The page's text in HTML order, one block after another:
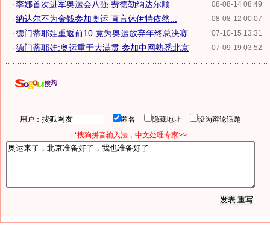
08-08-14 08:49
·李娜首次进军奥运会八强 费德勒纳达尔顺...
08-08-12 00:07
·纳达尔不为金钱参加奥运 直言休伊特依然...
07-10-15 13:31
·德门蒂耶娃重返前10 竟为奥运放弃年终总决赛
07-09-19 03:52
·德门蒂耶娃:奥运重于大满贯 参加中网熟悉北京
用户： 匿名 隐藏地址
设为辩论话题
*搜狗拼音输入法，中文处理专家>>